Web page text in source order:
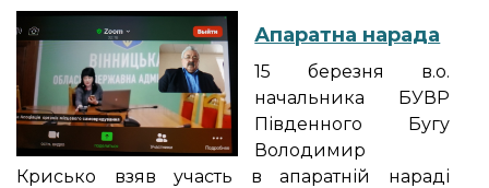
Апаратна нарада
15 березня в.о.
начальника БУВР
Південного Бугу
Володимир
Крисько взяв участь в апаратній нараді